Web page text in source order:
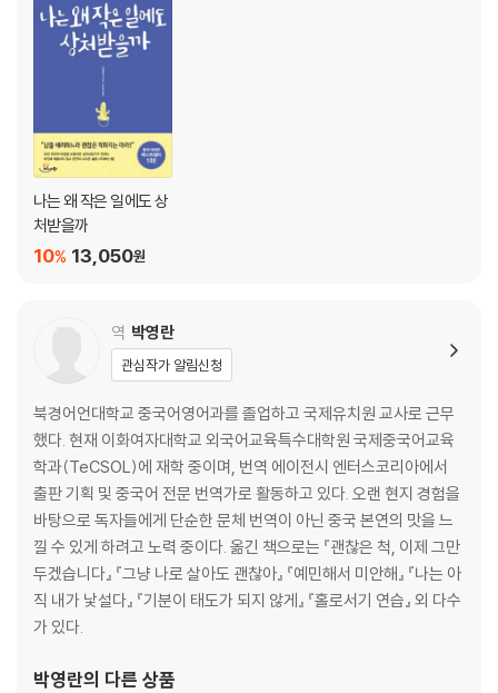
습관은 상처다 - ‘익숙하다’는 말이 가장 두렵다
자격지심 - 살면서 가장 두려운 말 ‘어울리지 않는다’
어장관리 - 당신에게 현재를 줄 수 없는 사람은 미래도 주지 못한다
과제분리 - ‘나는 중요하다’는 환상
5장 진짜 자아와 조우하다
미해결과제 뛰어넘기 - 작은 상처도 지우지 못하는 이유
감정적 가치 높이기 - 사랑의 진위를 위해 ‘감정적 가치’를 살펴라
진심으로 사랑하기 - 그가 예전처럼 잘해주지 않는다면, 진짜 연애의 시작
이다
6장 새로운 내면으로의 침잠
불안과 함께 지내기 - 사회적 불안, 무엇을 걱정하고 있는가?
냉철한 판단 - 결혼과 연애에서 위험요소 감별하기
7장 진짜 자아와의 평온한 동행
인생무상의 막막함 - 막막함을 느낄 때가 가장 완벽한 출발 시기이다
악담과 험담에 대한 대처 - 나에게 오롯이 집중하기
동정심 내려놓기 - 연애로 자신의 위대함을 증명할 필요가 없다
야생 원숭이 되기 - 동물원의 원숭이에서 벗어나라
진정한 나로 살아가기 - 가슴 아파도 찬란하게 살아야 한다
나는 왜 작은 일에도 상
처받을까
13,050원
10%
역 박영란
관심작가 알림신청
북경어언대학교 중국어영어과를 졸업하고 국제유치원 교사로 근무
했다. 현재 이화여자대학교 외국어교육특수대학원 국제중국어교육
학과(TeCSOL)에 재학 중이며, 번역 에이전시 엔터스코리아에서
출판 기획 및 중국어 전문 번역가로 활동하고 있다. 오랜 현지 경험을
바탕으로 독자들에게 단순한 문체 번역이 아닌 중국 본연의 맛을 느
낄 수 있게 하려고 노력 중이다. 옮긴 책으로는 『괜찮은 척, 이제 그만
두겠습니다』 『그냥 나로 살아도 괜찮아』 『예민해서 미안해』 『나는 아
직 내가 낯설다』 『기분이 태도가 되지 않게』 『홀로서기 연습』 외 다수
가 있다.
박영란의 다른 상품